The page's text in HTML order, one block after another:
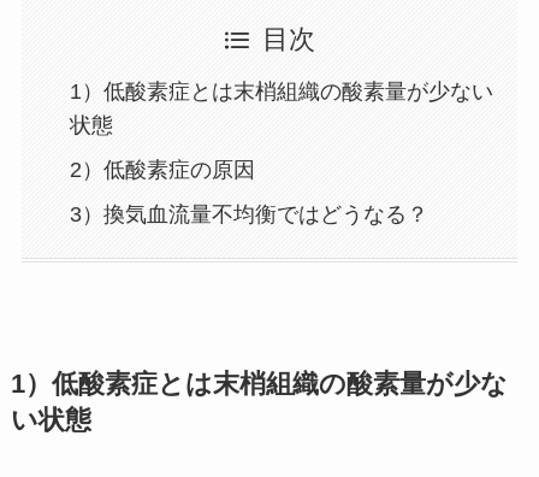
目次
1）低酸素症とは末梢組織の酸素量が少ない
状態
2）低酸素症の原因
3）換気血流量不均衡ではどうなる？
1）低酸素症とは末梢組織の酸素量が少な
い状態